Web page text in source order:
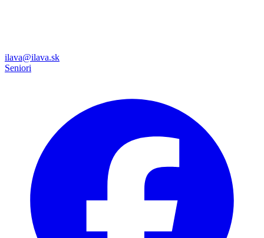
ilava@ilava.sk
Seniori